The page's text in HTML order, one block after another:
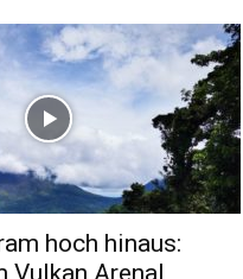
Rica-
TV
hoch hinaus:
Vulkan Arenal